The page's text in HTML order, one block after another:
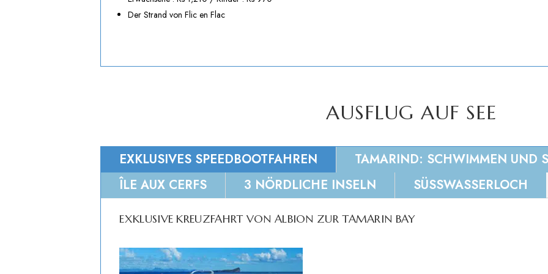
Der Strand von Flic en Flac
AUSFLUG AUF SEE
EXKLUSIVES SPEEDBOOTFAHREN
TAMARIND: SCHWIMMEN UND
ÎLE AUX CERFS
3 NÖRDLICHE INSELN SÜSSWASSERLOCH
EXKLUSIVE KREUZFAHRT VON ALBION ZUR TAMARIN BAY